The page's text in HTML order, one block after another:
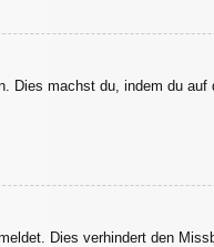
machst du, indem du auf
Dies verhindert den